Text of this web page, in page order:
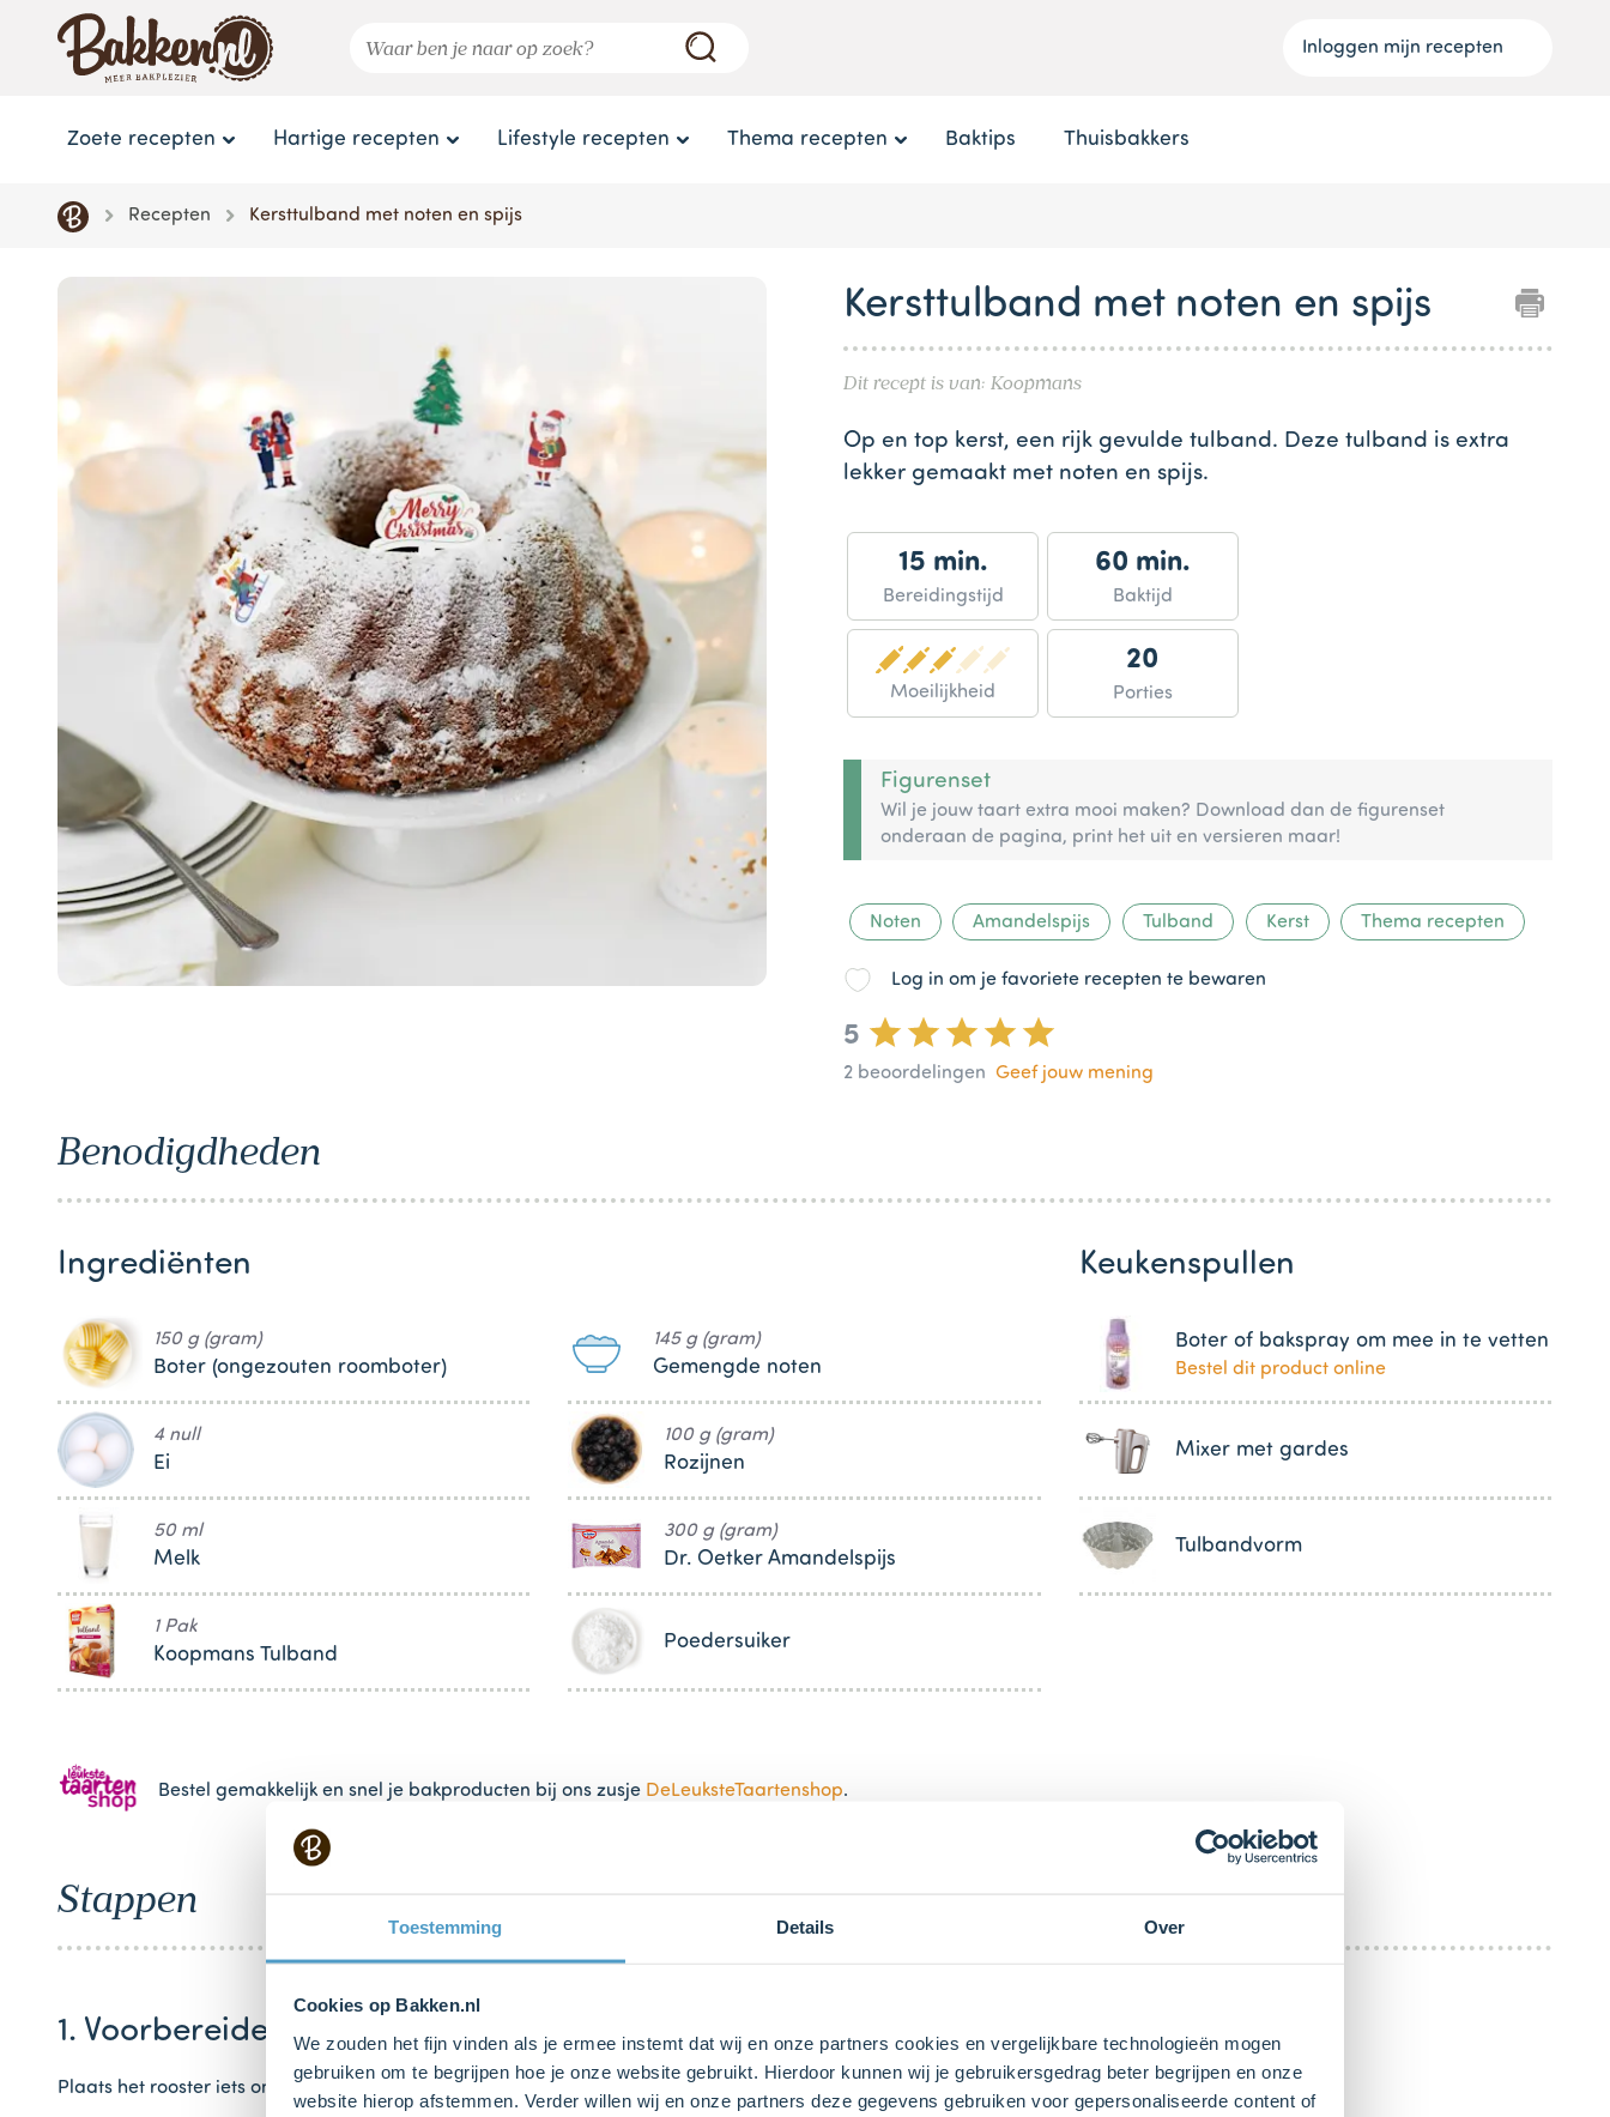
Toestemming Details Over
Cookies op Bakken.nl
We zouden het fijn vinden als je ermee instemt dat wij en onze partners cookies en vergelijkbare technologieën mogen
gebruiken om te begrijpen hoe je onze website gebruikt. Hierdoor kunnen wij je gebruikersgedrag beter begrijpen en onze
website hierop afstemmen. Verder willen wij en onze partners deze gegevens gebruiken voor gepersonaliseerde content of
Inloggen mijn recepten
Zoete recepten Hartige recepten Lifestyle recepten Thema recepten Baktips Thuisbakkers
Recepten Kersttulband met noten en spijs
Kersttulband met noten en spijs
Dit recept is van: Koopmans
Op en top kerst, een rijk gevulde tulband. Deze tulband is extra
lekker gemaakt met noten en spijs.
15 min.
Bereidingstijd
60 min.
Baktijd
Moeilijkheid
20
Porties
Figurenset
Wil je jouw taart extra mooi maken? Download dan de figurenset
onderaan de pagina, print het uit en versieren maar!
Noten Amandelspijs Tulband Kerst Thema recepten
Log in om je favoriete recepten te bewaren
5
2 beoordelingen Geef jouw mening
Benodigdheden
Ingrediënten
150 g (gram)
Boter (ongezouten roomboter)
4 null
Ei
50 ml
Melk
1 Pak
Koopmans Tulband
145 g (gram)
Gemengde noten
100 g (gram)
Rozijnen
300 g (gram)
Dr. Oetker Amandelspijs
Poedersuiker
Keukenspullen
Boter of bakspray om mee in te vetten
Bestel dit product online
Mixer met gardes
Tulbandvorm
Bestel gemakkelijk en snel je bakproducten bij ons zusje DeLeuksteTaartenshop.
Stappen
1. Voorbereiden
Plaats het rooster iets onder het midden van de oven en verwarm de oven voor (elektrisch 150°C / hetelucht 140°C).